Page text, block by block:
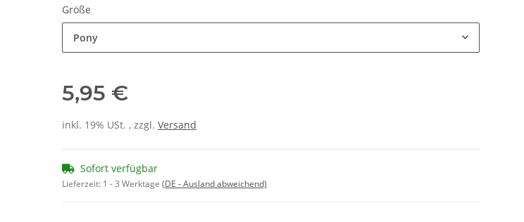
Größe
Pony
5,95 €
inkl. 19% USt. , zzgl. Versand
Sofort verfügbar
Lieferzeit: 1 - 3 Werktage (DE - Ausland abweichend)